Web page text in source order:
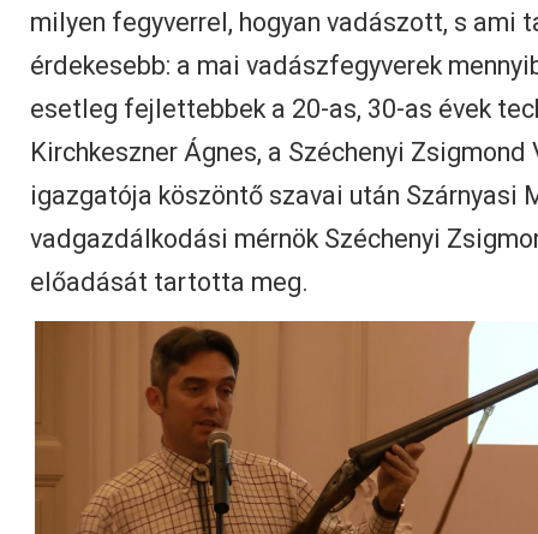
milyen fegyverrel, hogyan vadászott, s ami
érdekesebb: a mai vadászfegyverek
esetleg fejlettebbek a 20-as, 30-as évek
Kirchkeszner Ágnes, a Széchenyi
igazgatója köszöntő szavai után Szárnyasi
vadgazdálkodási mérnök Széchenyi
előadását tartotta meg.